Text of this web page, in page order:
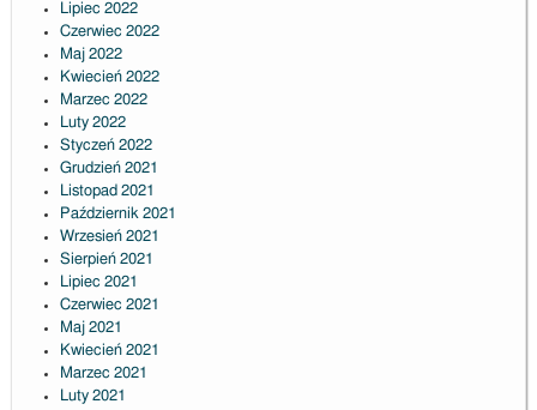
Lipiec 2022
Czerwiec 2022
Maj 2022
Kwiecień 2022
Marzec 2022
Luty 2022
Styczeń 2022
Grudzień 2021
Listopad 2021
Październik 2021
Wrzesień 2021
Sierpień 2021
Lipiec 2021
Czerwiec 2021
Maj 2021
Kwiecień 2021
Marzec 2021
Luty 2021